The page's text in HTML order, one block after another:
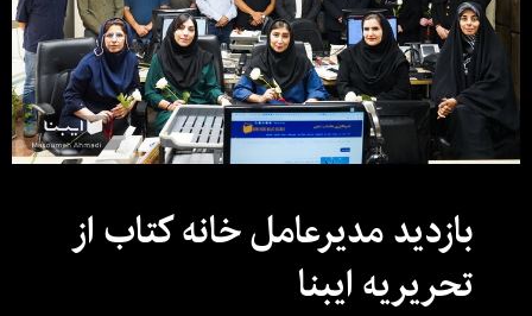
بازدید مدیرعامل خانه کتاب از
تحریریه ایبنا